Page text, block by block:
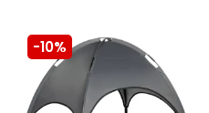
-10%